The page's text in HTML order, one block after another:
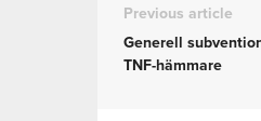
Previous article
Generell
TNF-hämmare